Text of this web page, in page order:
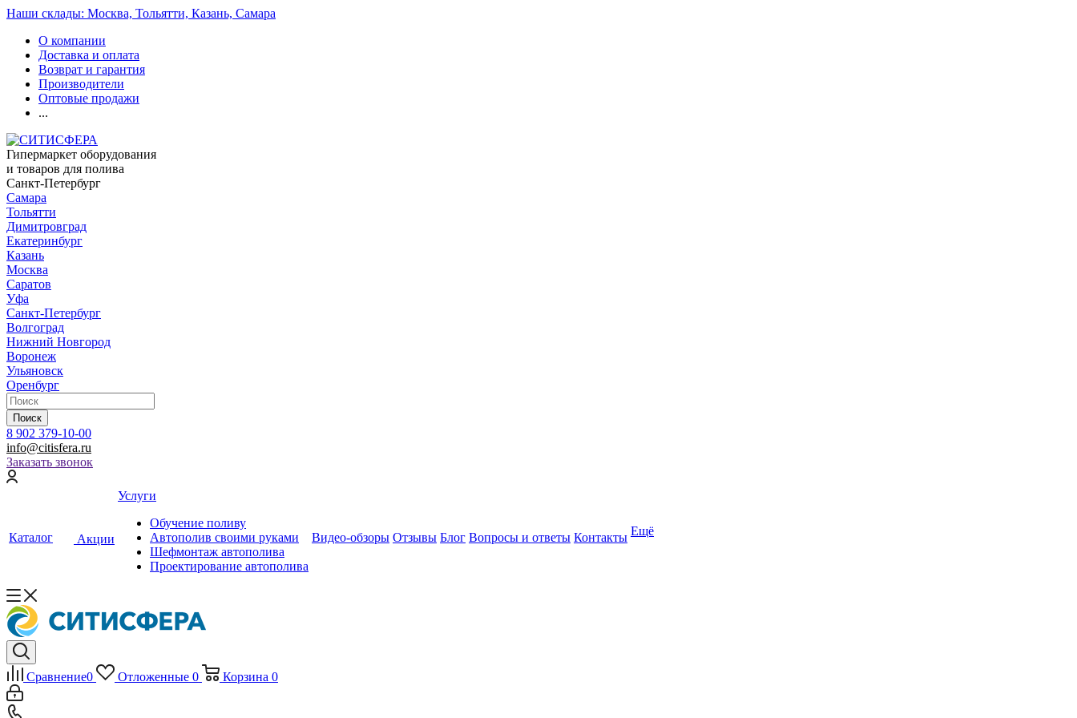
Наши склады: Москва, Тольятти, Казань, Самара
О компании
Доставка и оплата
Возврат и гарантия
Производители
Оптовые продажи
...
Гипермаркет оборудования
и товаров для полива
Санкт-Петербург
Самара
Тольятти
Димитровград
Екатеринбург
Казань
Москва
Саратов
Уфа
Санкт-Петербург
Волгоград
Нижний Новгород
Воронеж
Ульяновск
Оренбург
Поиск
8 902 379-10-00
info@citisfera.ru
Заказать звонок
Каталог Акции
Услуги
Обучение поливу
Автополив своими руками
Шефмонтаж автополива
Проектирование автополива
Видео-обзоры Отзывы Блог Вопросы и ответы Контакты Ещё
Сравнение0 Отложенные 0 Корзина 0